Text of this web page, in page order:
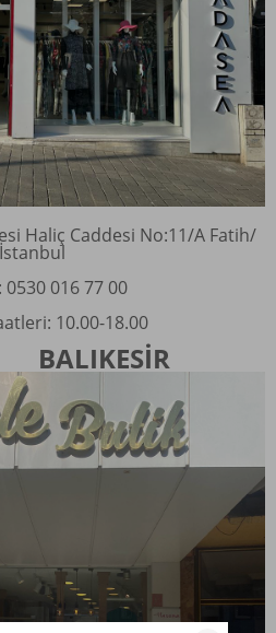
Haliç Caddesi No:11/A Fatih/
İstanbul
016 77 00
10.00-18.00
BALIKESİR